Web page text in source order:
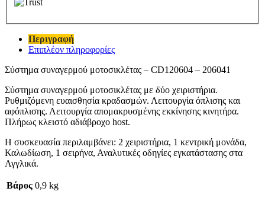
Περιγραφή
Επιπλέον πληροφορίες
Σύστημα συναγερμού μοτοσικλέτας – CD120604 – 206041
Σύστημα συναγερμού μοτοσικλέτας με δύο χειριστήρια.
Ρυθμιζόμενη ευαισθησία κραδασμών. Λειτουργία όπλισης και
αφόπλισης. Λειτουργία απομακρυσμένης εκκίνησης κινητήρα.
Πλήρως κλειστό αδιάβροχο host.
Η συσκευασία περιλαμβάνει: 2 χειριστήρια, 1 κεντρική μονάδα,
Καλωδίωση, 1 σειρήνα, Αναλυτικές οδηγίες εγκατάστασης στα
Αγγλικά.
Βάρος 0,9 kg